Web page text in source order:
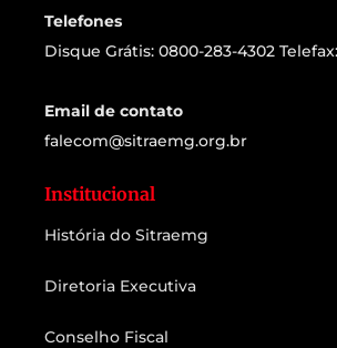
Telefones
Disque Grátis: 0800-283-4302 Telefax:
Email de contato
falecom@sitraemg.org.br
Institucional
História do Sitraemg
Diretoria Executiva
Conselho Fiscal